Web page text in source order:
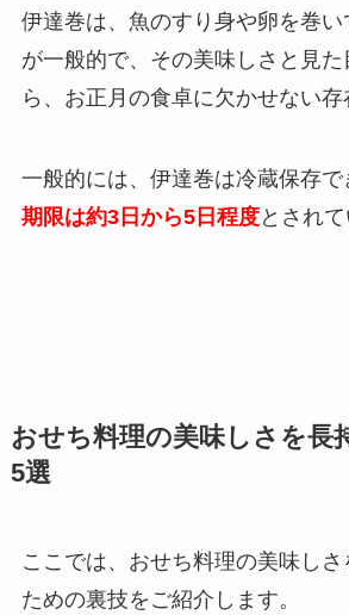
伊達巻は、魚のすり身や卵を巻い
が一般的で、その美味しさと見
ら、お正月の食卓に欠かせない存
一般的には、伊達巻は冷蔵保存で
期限は約3日から5日程度とされて
おせち料理の美味しさを長
5選
ここでは、おせち料理の美味し
ための裏技をご紹介します。